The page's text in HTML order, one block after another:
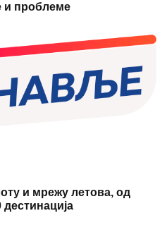
и проблеме
и мрежу летова, од